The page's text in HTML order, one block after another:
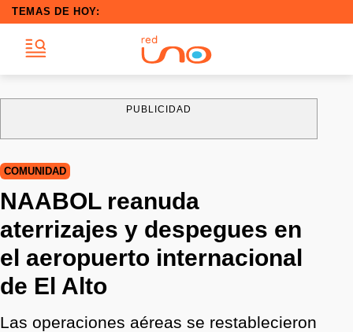
TEMAS DE HOY:
PUBLICIDAD
COMUNIDAD
NAABOL reanuda
aterrizajes y despegues en
el aeropuerto internacional
de El Alto
Las operaciones aéreas se restablecieron